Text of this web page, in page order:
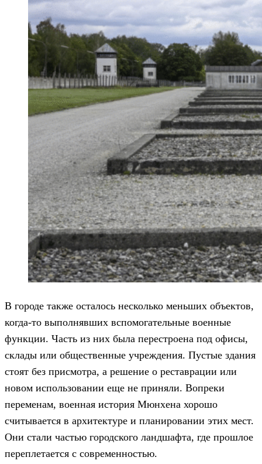
В городе также осталось несколько меньших объектов,
когда-то выполнявших вспомогательные военные
функции. Часть из них была перестроена под офисы,
склады или общественные учреждения. Пустые здания
стоят без присмотра, а решение о реставрации или
новом использовании еще не приняли. Вопреки
переменам, военная история Мюнхена хорошо
считывается в архитектуре и планировании этих мест.
Они стали частью городского ландшафта, где прошлое
переплетается с современностью.